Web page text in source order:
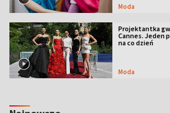
Moda
Projektantka
Cannes. Jeden
na co dzień
Moda